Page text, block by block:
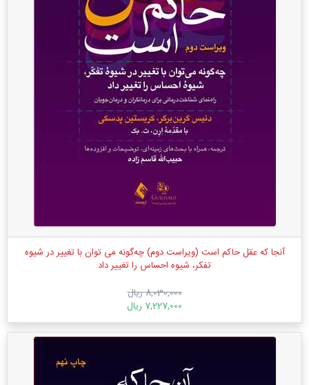
آنجا که عقل حاکم است (ویراست دوم) چه‌گونه می ‌توان با تغییر در شیوه
تفکر، شیوه احساس را تغییر داد
8,030,000 ریال
7,227,000 ریال